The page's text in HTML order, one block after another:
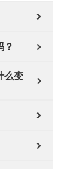
？
么变